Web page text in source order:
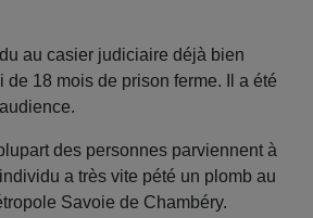
au casier judiciaire déjà bien
18 mois de prison ferme. Il a été
des personnes parviennent à
a très vite pété un plomb au
Savoie de Chambéry.